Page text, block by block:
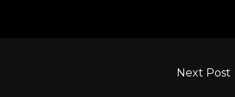
Next Post